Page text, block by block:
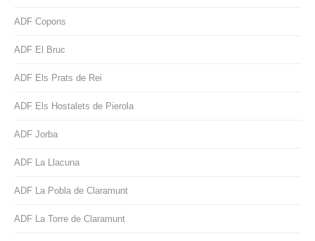
ADF Copons
ADF El Bruc
ADF Els Prats de Rei
ADF Els Hostalets de Pierola
ADF Jorba
ADF La Llacuna
ADF La Pobla de Claramunt
ADF La Torre de Claramunt